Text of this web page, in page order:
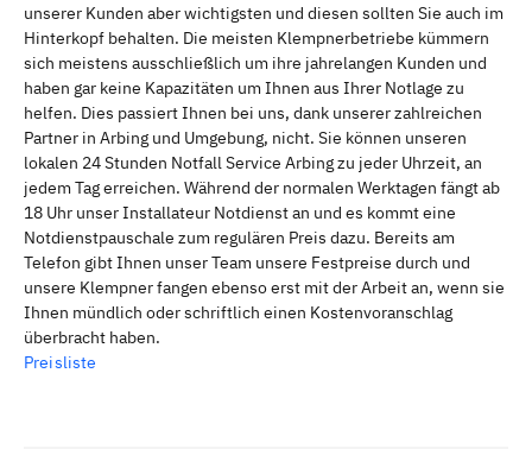
unserer Kunden aber wichtigsten und diesen sollten Sie auch im
Hinterkopf behalten. Die meisten Klempnerbetriebe kümmern
sich meistens ausschließlich um ihre jahrelangen Kunden und
haben gar keine Kapazitäten um Ihnen aus Ihrer Notlage zu
helfen. Dies passiert Ihnen bei uns, dank unserer zahlreichen
Partner in Arbing und Umgebung, nicht. Sie können unseren
lokalen 24 Stunden Notfall Service Arbing zu jeder Uhrzeit, an
jedem Tag erreichen. Während der normalen Werktagen fängt ab
18 Uhr unser Installateur Notdienst an und es kommt eine
Notdienstpauschale zum regulären Preis dazu. Bereits am
Telefon gibt Ihnen unser Team unsere Festpreise durch und
unsere Klempner fangen ebenso erst mit der Arbeit an, wenn sie
Ihnen mündlich oder schriftlich einen Kostenvoranschlag
überbracht haben.
Preisliste